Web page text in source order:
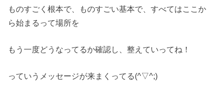
ものすごく根本で、ものすごい基本で、すべてはここか
ら始まるって場所を
もう一度どうなってるか確認し、整えていってね！
っていうメッセージが来まくってる(^▽^;)